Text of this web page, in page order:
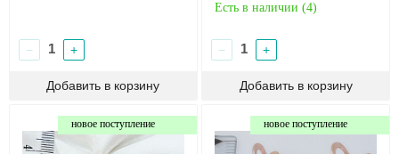
− +
Есть в наличии (4)
− +
новое поступление новое поступление